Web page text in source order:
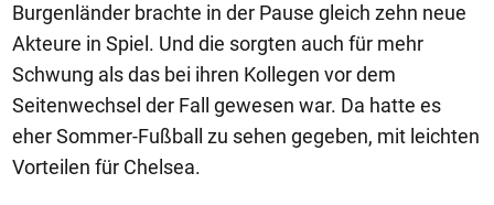
Burgenländer brachte in der Pause gleich zehn neue
Akteure in Spiel. Und die sorgten auch für mehr
Schwung als das bei ihren Kollegen vor dem
Seitenwechsel der Fall gewesen war. Da hatte es
eher Sommer-Fußball zu sehen gegeben, mit leichten
Vorteilen für Chelsea.